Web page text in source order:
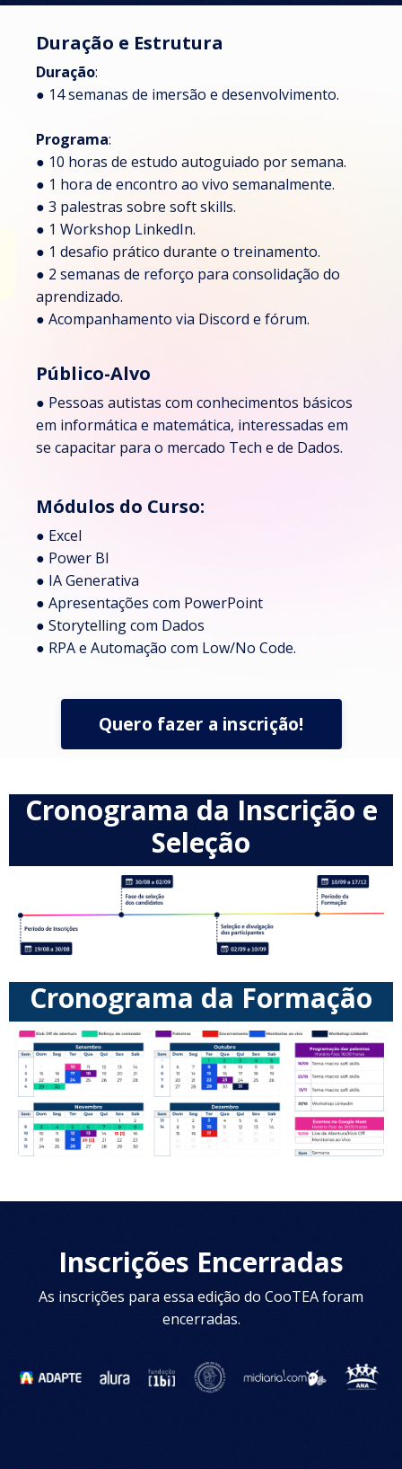
Duração e Estrutura
Duração:
● 14 semanas de imersão e desenvolvimento.
Programa:
● 10 horas de estudo autoguiado por semana.
● 1 hora de encontro ao vivo semanalmente.
● 3 palestras sobre soft skills.
● 1 Workshop LinkedIn.
● 1 desafio prático durante o treinamento.
● 2 semanas de reforço para consolidação do
aprendizado.
● Acompanhamento via Discord e fórum.
Público-Alvo
● Pessoas autistas com conhecimentos básicos
em informática e matemática, interessadas em
se capacitar para o mercado Tech e de Dados.
Módulos do Curso:
● Excel
● Power BI
● IA Generativa
● Apresentações com PowerPoint
● Storytelling com Dados
● RPA e Automação com Low/No Code.
Quero fazer a inscrição!
Cronograma da Inscrição e
Seleção
Cronograma da Formação
Inscrições Encerradas
As inscrições para essa edição do CooTEA foram
encerradas.